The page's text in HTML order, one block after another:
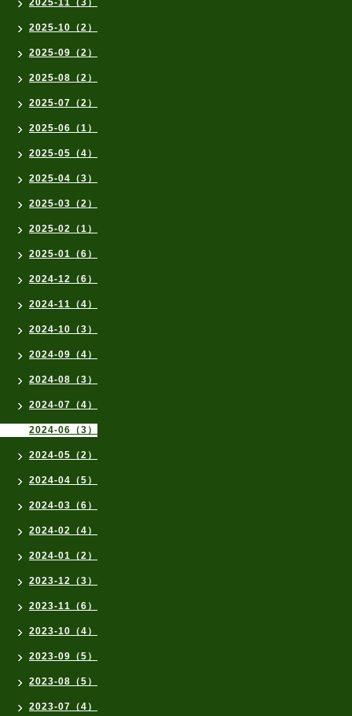
2025-11（3）
2025-10（2）
2025-09（2）
2025-08（2）
2025-07（2）
2025-06（1）
2025-05（4）
2025-04（3）
2025-03（2）
2025-02（1）
2025-01（6）
2024-12（6）
2024-11（4）
2024-10（3）
2024-09（4）
2024-08（3）
2024-07（4）
2024-06（3）
2024-05（2）
2024-04（5）
2024-03（6）
2024-02（4）
2024-01（2）
2023-12（3）
2023-11（6）
2023-10（4）
2023-09（5）
2023-08（5）
2023-07（4）